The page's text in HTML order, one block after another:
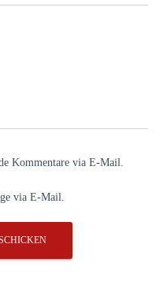
Kommentare via E-Mail.
via E-Mail.